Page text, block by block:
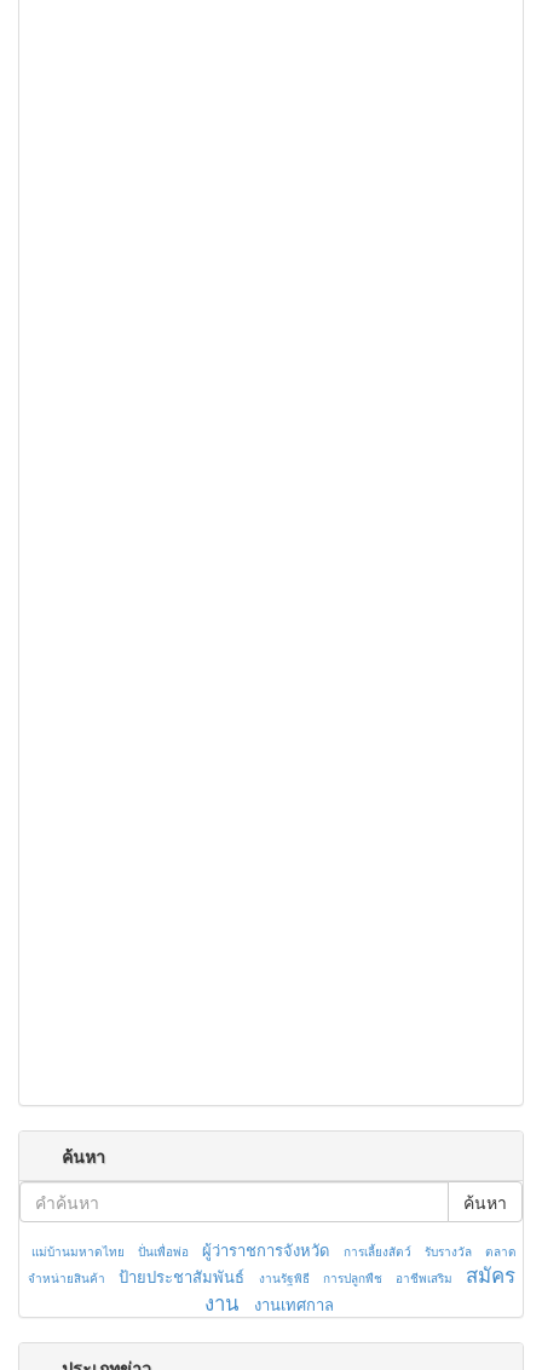
ค้นหา
ค้นหา
แม่บ้านมหาดไทย ปั่นเพื่อพ่อ ผู้ว่าราชการจังหวัด การเลี้ยงสัตว์ รับรางวัล
ตลาด
จำหน่ายสินค้า
ป้ายประชาสัมพันธ์ งานรัฐพิธี การปลูกพืช อาชีพเสริม
สมัคร
งาน
งานเทศกาล